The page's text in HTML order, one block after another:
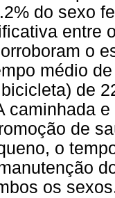
do sexo
entre
o
médio
de
caminhada
de
o
os